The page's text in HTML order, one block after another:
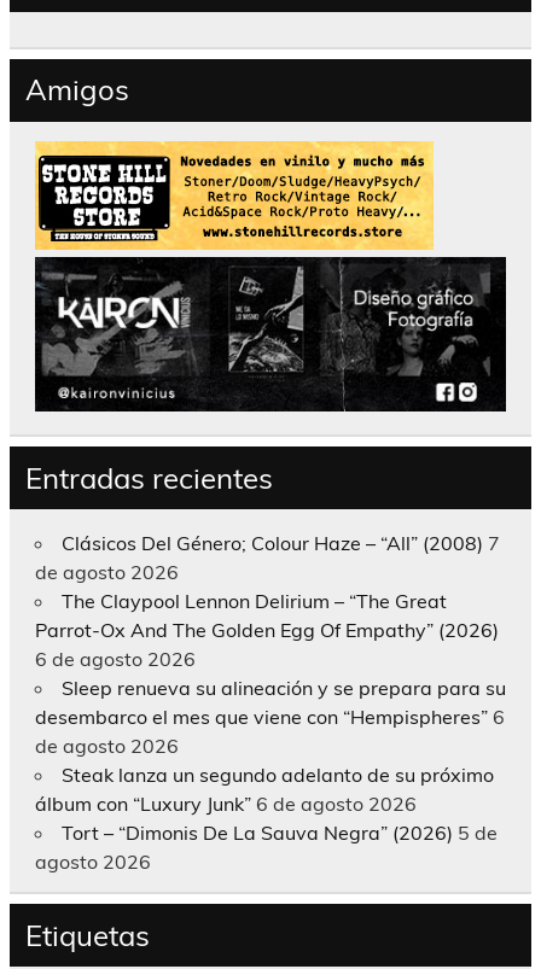
Amigos
Entradas recientes
Clásicos Del Género; Colour Haze – “All” (2008) 7
de agosto 2026
The Claypool Lennon Delirium – “The Great
Parrot-Ox And The Golden Egg Of Empathy” (2026)
6 de agosto 2026
Sleep renueva su alineación y se prepara para su
desembarco el mes que viene con “Hempispheres” 6
de agosto 2026
Steak lanza un segundo adelanto de su próximo
álbum con “Luxury Junk” 6 de agosto 2026
Tort – “Dimonis De La Sauva Negra” (2026) 5 de
agosto 2026
Etiquetas